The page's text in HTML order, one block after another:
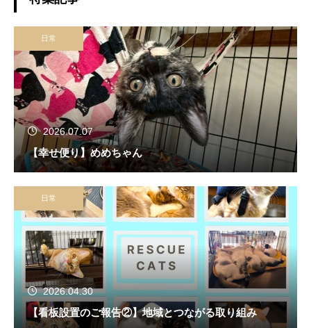
日常
2026.07.07
【幸せ便り】めめちゃん
日常
2026.04.30
【看板設置のご報告②】地域とつながる取り組み